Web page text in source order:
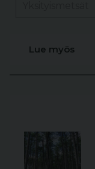
Lue myös